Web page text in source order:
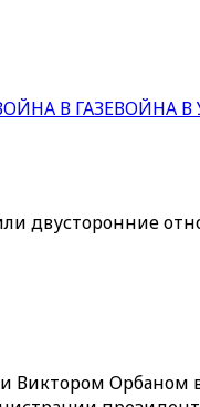
В ГАЗЕВОЙНА В
двусторонние
Орбаном в